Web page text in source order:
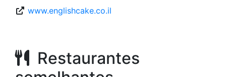
www.englishcake.co.il
Restaurantes